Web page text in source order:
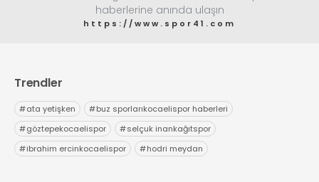
haberlerine anında ulaşın
https://www.spor41.com
Trendler
#ata yetişken #buz sporlarıkocaelispor haberleri
#göztepekocaelispor #selçuk inankağıtspor
#ibrahim ercinkocaelispor #hodri meydan